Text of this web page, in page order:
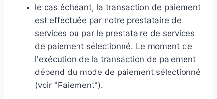
le cas échéant, la transaction de paiement
est effectuée par notre prestataire de
services ou par le prestataire de services
de paiement sélectionné. Le moment de
l'exécution de la transaction de paiement
dépend du mode de paiement sélectionné
(voir "Paiement").